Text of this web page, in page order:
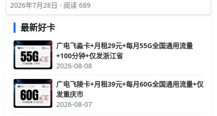
2026年7月28日 · 阅读 689
最新好卡
广电飞淼卡+月租29元+每月55G全国通用流量
+100分钟+仅发浙江省
2026-08-08
广电飞陵卡+月租39元+每月60G全国通用流量+仅
发重庆市
2026-08-07